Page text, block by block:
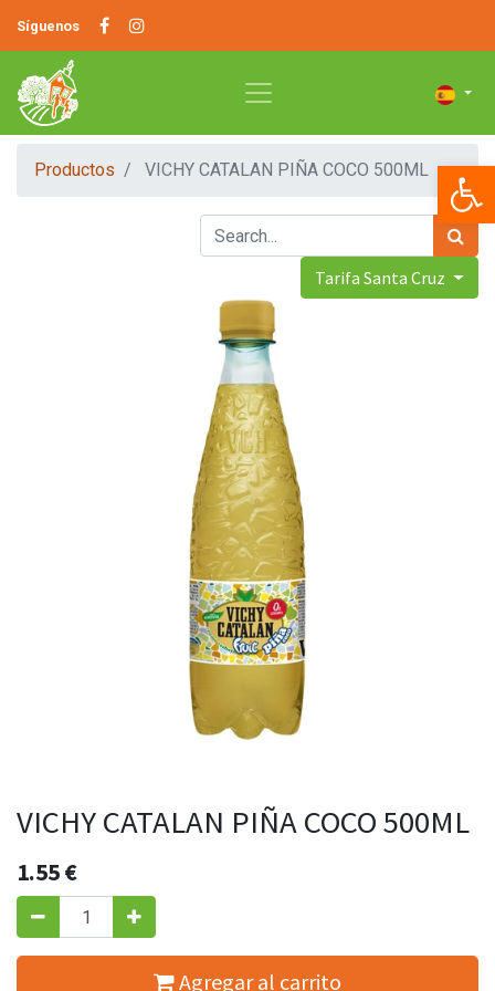
Síguenos
Productos VICHY CATALAN PIÑA COCO 500ML
Tarifa Santa Cruz
VICHY CATALAN PIÑA COCO 500ML
1.55€
Agregar al carrito